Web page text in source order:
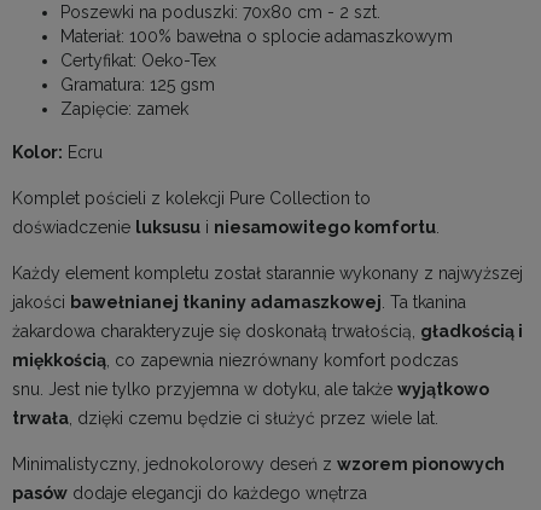
Poszewki na poduszki: 70x80 cm - 2 szt.
Materiał: 100% bawełna o splocie adamaszkowym
Certyfikat: Oeko-Tex
Gramatura: 125 gsm
Zapięcie: zamek
Kolor: Ecru
Komplet pościeli z kolekcji Pure Collection to
doświadczenie luksusu i niesamowitego komfortu
Każdy element kompletu został starannie wykonany z najwyższej
jakości bawełnianej tkaniny adamaszkowej . Ta tkanina
żakardowa charakteryzuje się doskonałą trwałością, gładkością i
miękkością , co zapewnia niezrównany komfort podczas
snu. Jest nie tylko przyjemna w dotyku, ale także wyjątkowo
trwała , dzięki czemu będzie ci służyć przez wiele lat.
Minimalistyczny, jednokolorowy deseń z wzorem pionowych
pasów dodaje elegancji do każdego wnętrza